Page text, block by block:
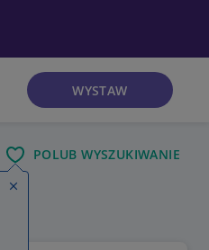
WYSTAW
POLUB WYSZUKIWANIE
Zamknij wskazówkę